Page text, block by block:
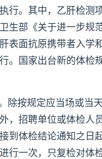
行。其中，乙肝检测
生部《关于进一步规
表面抗原携带者入学
。国家出台新的体检
除按规定应当场或当
，招聘单位或体检人
到体检结论通知之日
行一次，只复检对体